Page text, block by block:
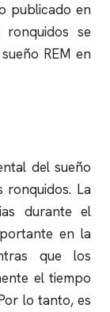
publicado en
ronquidos se
REM en
del sueño
ronquidos. La
durante el
en la
que los
el tiempo
lo tanto, es